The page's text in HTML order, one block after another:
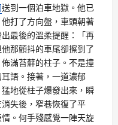
送到一個泊車地獄。他已
打了方向盤，車頭朝著
最後的溫柔提醒：「再
那顫抖的車尾卻擦到了
滿苔蘚的柱子。不是撞
語。接著，一道濃郁
地從柱子爆發出來，瞬
失後，窄巷恢復了平
。何手殘感覺一陣天旋